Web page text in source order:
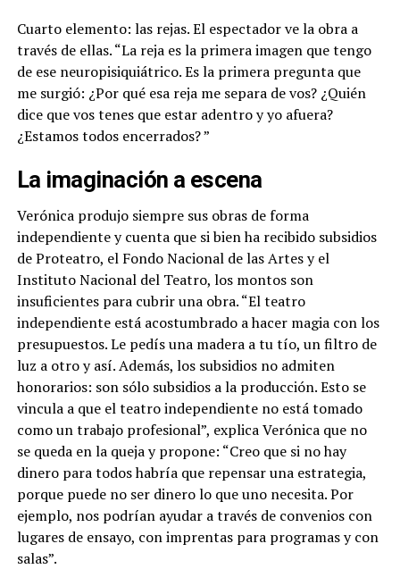
Cuarto elemento: las rejas. El espectador ve la obra a
través de ellas. “La reja es la primera imagen que tengo
de ese neuropisiquiátrico. Es la primera pregunta que
me surgió: ¿Por qué esa reja me separa de vos? ¿Quién
dice que vos tenes que estar adentro y yo afuera?
¿Estamos todos encerrados? ”
La imaginación a escena
Verónica produjo siempre sus obras de forma
independiente y cuenta que si bien ha recibido subsidios
de Proteatro, el Fondo Nacional de las Artes y el
Instituto Nacional del Teatro, los montos son
insuficientes para cubrir una obra. “El teatro
independiente está acostumbrado a hacer magia con los
presupuestos. Le pedís una madera a tu tío, un filtro de
luz a otro y así. Además, los subsidios no admiten
honorarios: son sólo subsidios a la producción. Esto se
vincula a que el teatro independiente no está tomado
como un trabajo profesional”, explica Verónica que no
se queda en la queja y propone: “Creo que si no hay
dinero para todos habría que repensar una estrategia,
porque puede no ser dinero lo que uno necesita. Por
ejemplo, nos podrían ayudar a través de convenios con
lugares de ensayo, con imprentas para programas y con
salas”.